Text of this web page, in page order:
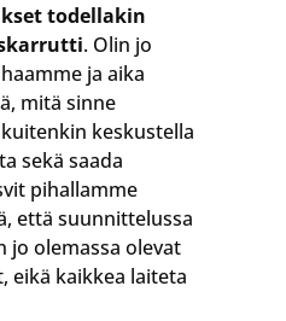
todellakin
. Olin jo
ja aika
mitä sinne
keskustella
sekä saada
pihallamme
että suunnittelussa
olemassa olevat
eikä kaikkea laiteta